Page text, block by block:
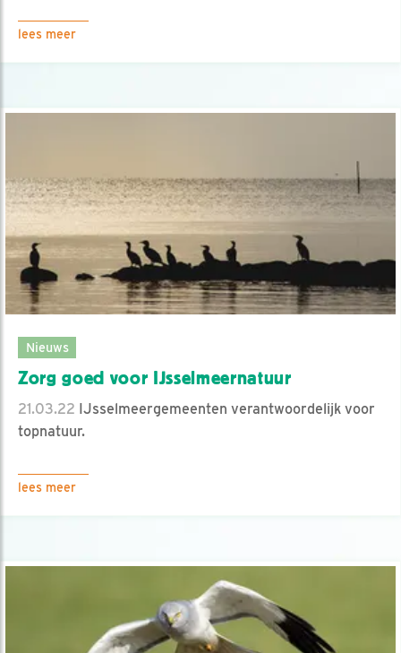
lees meer
Nieuws
Zorg goed voor IJsselmeernatuur
21.03.22 IJsselmeergemeenten verantwoordelijk voor
topnatuur.
lees meer